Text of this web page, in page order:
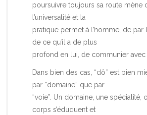
poursuivre toujours sa route mène
l’universalité et la
pratique permet à l’homme, de par
de ce qu’il a de plus
profond en lui, de communier avec
Dans bien des cas, “dô” est bien
par “domaine” que par
“voie”. Un domaine, une spécialité,
corps s’éduquent et